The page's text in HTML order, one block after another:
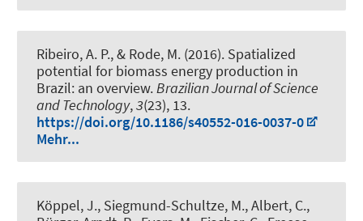
Ribeiro, A. P., & Rode, M. (2016). Spatialized
potential for biomass energy production in
Brazil: an overview.Brazilian Journal of Science
and Technology,3(23), 13.
https://doi.org/10.1186/s40552-016-0037-0
Mehr...
Köppel, J., Siegmund-Schultze, M., Albert, C.,